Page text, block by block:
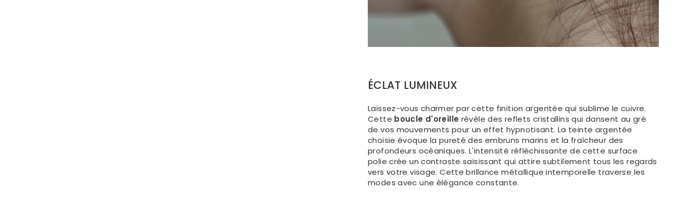
ÉCLAT LUMINEUX
Laissez-vous charmer par cette finition argentée qui sublime le cuivre.
Cette boucle d'oreille révèle des reflets cristallins qui dansent au gré
de vos mouvements pour un effet hypnotisant. La teinte argentée
choisie évoque la pureté des embruns marins et la fraîcheur des
profondeurs océaniques. L'intensité réfléchissante de cette surface
polie crée un contraste saisissant qui attire subtilement tous les regards
vers votre visage. Cette brillance métallique intemporelle traverse les
modes avec une élégance constante.